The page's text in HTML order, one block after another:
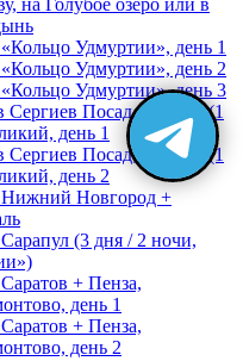
на Голубое озеро или в
Удмуртии», день 1
Удмуртии», день 2
Удмуртии», день 3
Сергиев Посад, Москву (1
день 1
Сергиев Посад, Москву (1
день 2
Нижний Новгород +
(3 дня / 2 ночи,
+ Пенза,
день 1
+ Пенза,
день 2